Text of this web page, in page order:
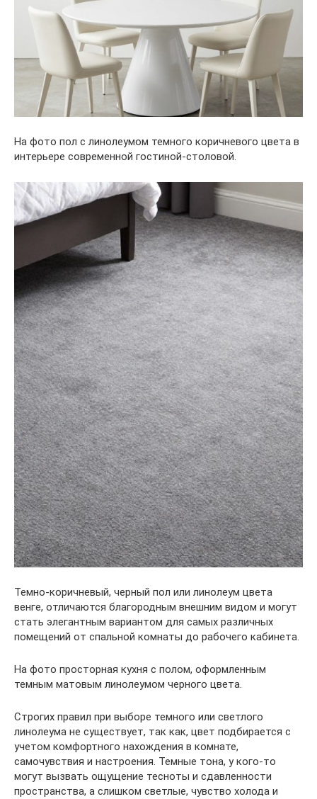
На фото пол с линолеумом темного коричневого цвета в
интерьере современной гостиной-столовой.
Темно-коричневый, черный пол или линолеум цвета
венге, отличаются благородным внешним видом и могут
стать элегантным вариантом для самых различных
помещений от спальной комнаты до рабочего кабинета.
На фото просторная кухня с полом, оформленным
темным матовым линолеумом черного цвета.
Строгих правил при выборе темного или светлого
линолеума не существует, так как, цвет подбирается с
учетом комфортного нахождения в комнате,
самочувствия и настроения. Темные тона, у кого-то
могут вызвать ощущение тесноты и сдавленности
пространства, а слишком светлые, чувство холода и